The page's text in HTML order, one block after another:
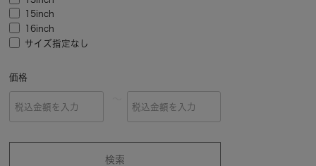
15inch
16inch
サイズ指定なし
価格
検索